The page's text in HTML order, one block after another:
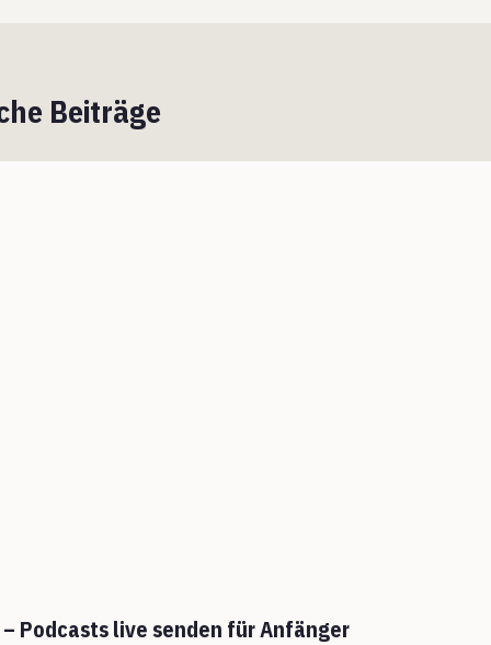
Beiträge
Podcasts live senden für Anfänger